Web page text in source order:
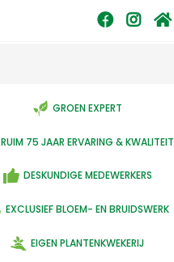
GROEN EXPERT
RUIM 75 JAAR ERVARING & KWALITEIT
DESKUNDIGE MEDEWERKERS
EXCLUSIEF BLOEM- EN BRUIDSWERK
EIGEN PLANTENKWEKERIJ